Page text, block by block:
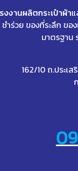
งงานผลิตกระเป๋าผ้า
ชำร่วย ของที่ระลึก ข
มาตรฐาน
162/10 ถ.ประเ